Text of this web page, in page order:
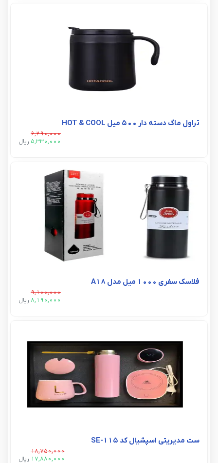
تراول ماگ دسته دار 500 میل HOT & COOL
6,290,000
5,330,000 ريال
فلاسک سفری ۱۰۰۰ میل مدل A18
9,100,000
8,190,000 ريال
ست مدیریتی اسپشیال کد SE-115
18,750,000
17,880,000 ريال